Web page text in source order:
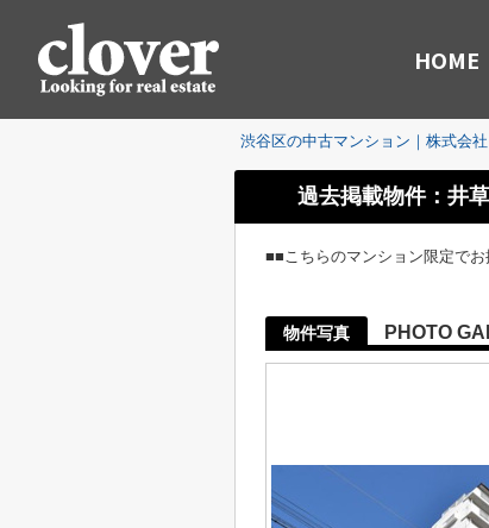
HOME
渋谷区の中古マンション｜株式会
過去掲載物件：井
■■こちらのマンション限定で
物件写真 PHOTO